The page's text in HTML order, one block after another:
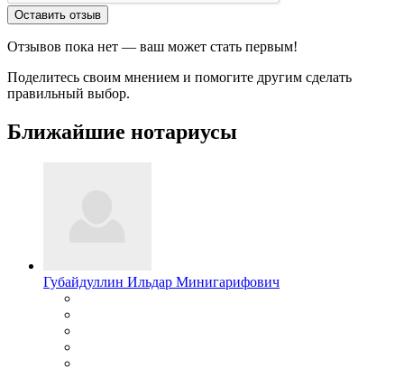
Оставить отзыв
Отзывов пока нет — ваш может стать первым!
Поделитесь своим мнением и помогите другим сделать
правильный выбор.
Ближайшие нотариусы
Губайдуллин Ильдар Минигарифович